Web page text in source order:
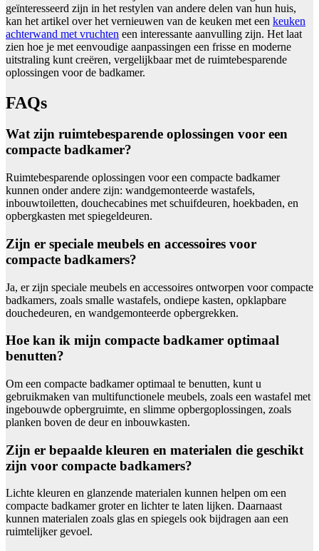
geïnteresseerd zijn in het restylen van andere delen van hun huis,
kan het artikel over het vernieuwen van de keuken met een keuken
achterwand met vruchten een interessante aanvulling zijn. Het laat
zien hoe je met eenvoudige aanpassingen een frisse en moderne
uitstraling kunt creëren, vergelijkbaar met de ruimtebesparende
oplossingen voor de badkamer.
FAQs
Wat zijn ruimtebesparende oplossingen voor een
compacte badkamer?
Ruimtebesparende oplossingen voor een compacte badkamer
kunnen onder andere zijn: wandgemonteerde wastafels,
inbouwtoiletten, douchecabines met schuifdeuren, hoekbaden, en
opbergkasten met spiegeldeuren.
Zijn er speciale meubels en accessoires voor
compacte badkamers?
Ja, er zijn speciale meubels en accessoires ontworpen voor compacte
badkamers, zoals smalle wastafels, ondiepe kasten, opklapbare
douchedeuren, en wandgemonteerde opbergrekken.
Hoe kan ik mijn compacte badkamer optimaal
benutten?
Om een compacte badkamer optimaal te benutten, kunt u
gebruikmaken van multifunctionele meubels, zoals een wastafel met
ingebouwde opbergruimte, en slimme opbergoplossingen, zoals
planken boven de deur en inbouwkasten.
Zijn er bepaalde kleuren en materialen die geschikt
zijn voor compacte badkamers?
Lichte kleuren en glanzende materialen kunnen helpen om een
compacte badkamer groter en lichter te laten lijken. Daarnaast
kunnen materialen zoals glas en spiegels ook bijdragen aan een
ruimtelijker gevoel.